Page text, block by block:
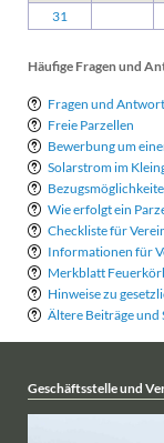
31
Häufige Fragen und
Fragen und
Freie Parzellen
Bewerbung um
Solarstrom im
Wie erfolgt ein
Checkliste für
Informationen für
Merkblatt
Hinweise zu
Ältere Beiträge und
Geschäftsstelle und